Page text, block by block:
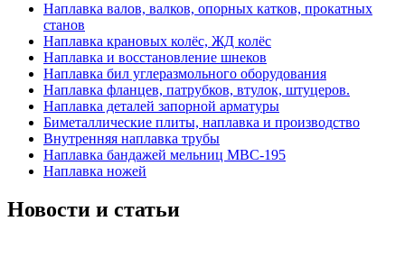
Наплавка валов, валков, опорных катков, прокатных
станов
Наплавка крановых колёс, ЖД колёс
Наплавка и восстановление шнеков
Наплавка бил углеразмольного оборудования
Наплавка фланцев, патрубков, втулок, штуцеров.
Наплавка деталей запорной арматуры
Биметаллические плиты, наплавка и производство
Внутренняя наплавка трубы
Наплавка бандажей мельниц МВС-195
Наплавка ножей
Новости и статьи